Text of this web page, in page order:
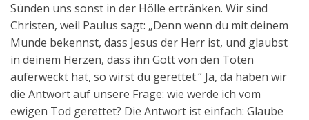
Sünden uns sonst in der Hölle ertränken. Wir sind
Christen, weil Paulus sagt: „Denn wenn du mit deinem
Munde bekennst, dass Jesus der Herr ist, und glaubst
in deinem Herzen, dass ihn Gott von den Toten
auferweckt hat, so wirst du gerettet.“ Ja, da haben wir
die Antwort auf unsere Frage: wie werde ich vom
ewigen Tod gerettet? Die Antwort ist einfach: Glaube